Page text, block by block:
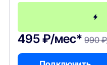
495 ₽/мес* 990